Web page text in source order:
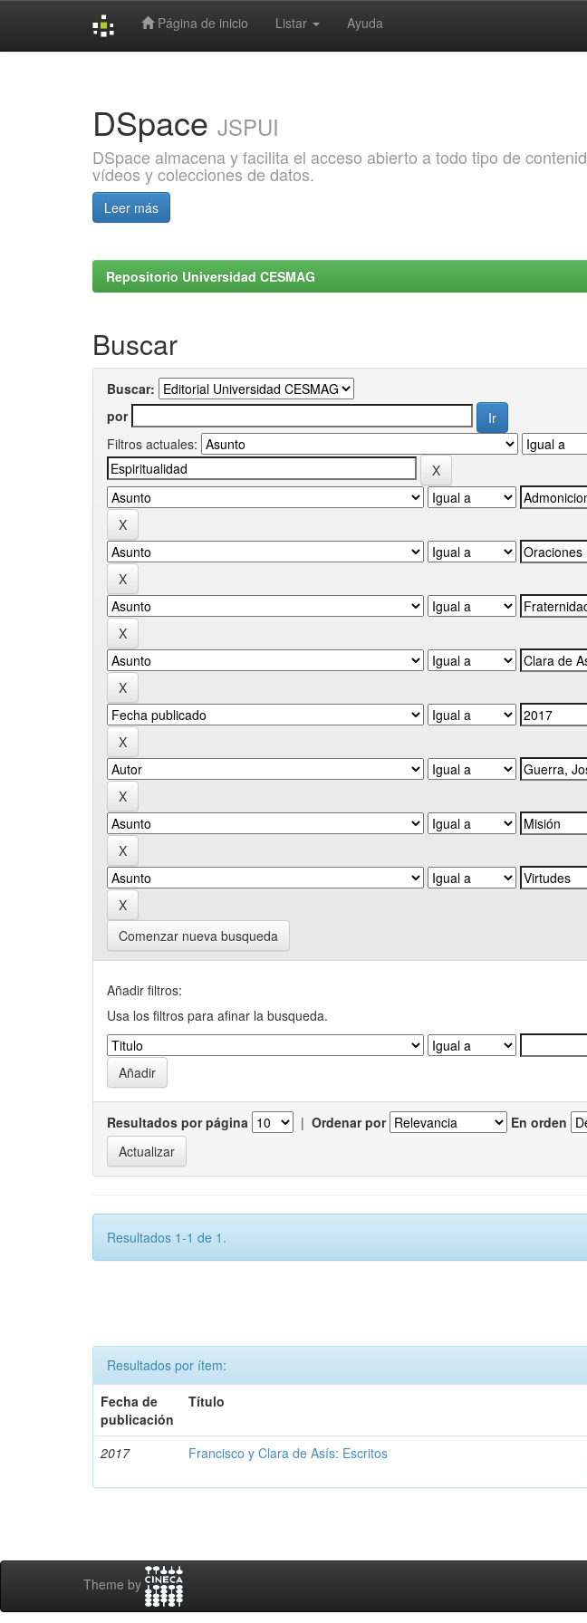
Página de inicio Listar Ayuda
DSpace JSPUI
DSpace almacena y facilita el acceso abierto a todo tipo de
vídeos y colecciones de datos.
Leer más
Repositorio Universidad CESMAG
Buscar
Buscar:
por
Filtros actuales:
Comenzar nueva busqueda
Añadir filtros:
Usa los filtros para afinar la busqueda.
Resultados por página | Ordenar por En orden
Resultados 1-1 de 1.
Resultados por ítem:
Fecha de
publicación
Título
2017 Francisco y Clara de Asís: Escritos
Theme by